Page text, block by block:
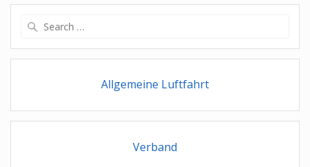
Allgemeine Luftfahrt
Verband